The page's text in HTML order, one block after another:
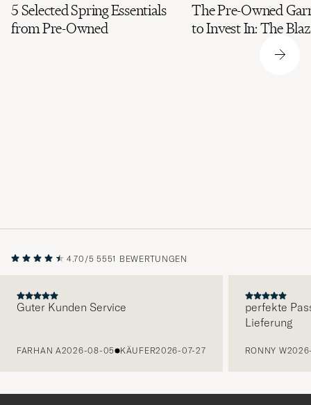
5 Selected Spring Essentials
from Pre-Owned
The Pre-Owned
to Invest In: The
4.70/5 5551 BEWERTUNGEN
Guter Kunden Service
FARHAN A2026-08-05 KÄUFER2026-07-27
perfekte
Lieferung
RONNY W